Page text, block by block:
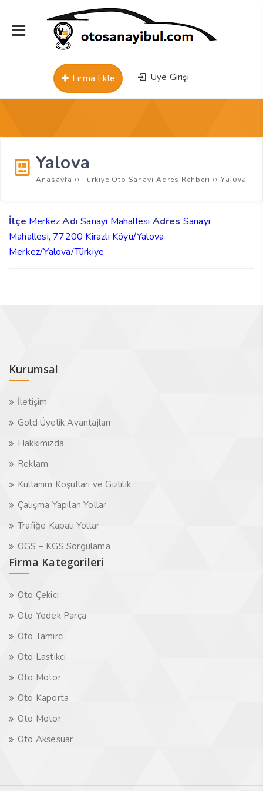
Üye Girişi
Firma Ekle
Yalova
Anasayfa ›› Türkiye Oto Sanayi Adres Rehberi ›› Yalova
İlçe MerkezAdı Sanayi Mahallesi Adres Sanayi
Mahallesi, 77200 Kirazlı Köyü/Yalova
Merkez/Yalova/Türkiye
Kurumsal
İletişim
Gold Üyelik Avantajları
Hakkımızda
Reklam
Kullanım Koşulları ve Gizlilik
Çalışma Yapılan Yollar
Trafiğe Kapalı Yollar
OGS – KGS Sorgulama
Firma Kategorileri
Oto Çekici
Oto Yedek Parça
Oto Tamirci
Oto Lastikci
Oto Motor
Oto Kaporta
Oto Motor
Oto Aksesuar